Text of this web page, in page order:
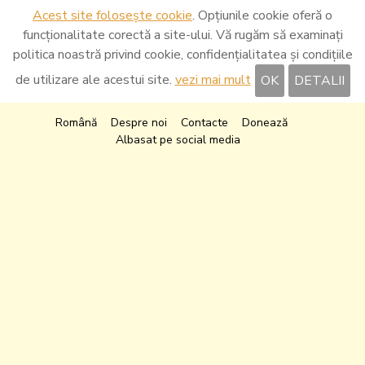
Acest site folosește cookie. Opțiunile cookie oferă o
funcționalitate corectă a site-ului. Vă rugăm să examinați
politica noastră privind cookie, confidențialitatea și condițiile
de utilizare ale acestui site. vezi mai mult OK DETALII
Română Despre noi Contacte
Donează
Albasat pe social media